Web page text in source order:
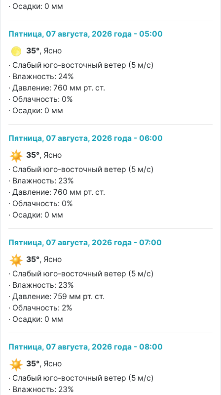
· Осадки: 0 мм
Пятница, 07 августа, 2026 года - 05:00
35°, Ясно
· Слабый юго-восточный ветер (5 м/с)
· Влажность: 24%
· Давление: 760 мм рт. ст.
· Облачность: 0%
· Осадки: 0 мм
Пятница, 07 августа, 2026 года - 06:00
35°, Ясно
· Слабый юго-восточный ветер (5 м/с)
· Влажность: 23%
· Давление: 760 мм рт. ст.
· Облачность: 0%
· Осадки: 0 мм
Пятница, 07 августа, 2026 года - 07:00
35°, Ясно
· Слабый юго-восточный ветер (5 м/с)
· Влажность: 23%
· Давление: 759 мм рт. ст.
· Облачность: 2%
· Осадки: 0 мм
Пятница, 07 августа, 2026 года - 08:00
35°, Ясно
· Слабый юго-восточный ветер (5 м/с)
· Влажность: 23%